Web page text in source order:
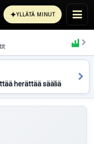
✦YLLÄTÄ MINUT
herättää sääliä